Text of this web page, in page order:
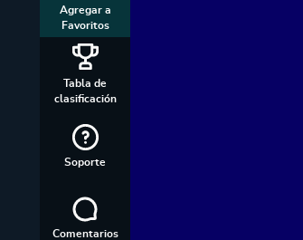
Agregar a
Favoritos
Tabla de
clasificación
Soporte
Comentarios